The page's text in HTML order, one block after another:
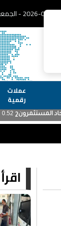
2026-08-07 - الجمعة
عملات
رقمية